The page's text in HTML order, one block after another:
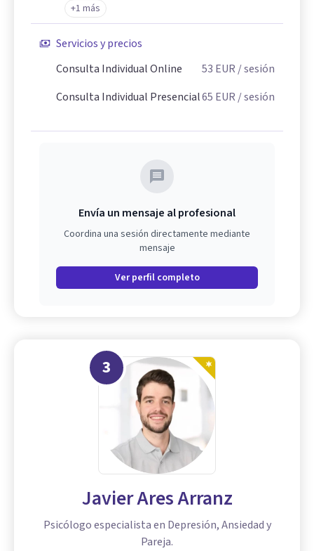
+1 más
Servicios y precios
Consulta Individual Online
53 EUR / sesión
Consulta Individual Presencial65 EUR / sesión
Envía un mensaje al profesional
Coordina una sesión directamente mediante
mensaje
Ver perfil completo
3
Javier Ares Arranz
Psicólogo especialista en Depresión, Ansiedad y
Pareja.